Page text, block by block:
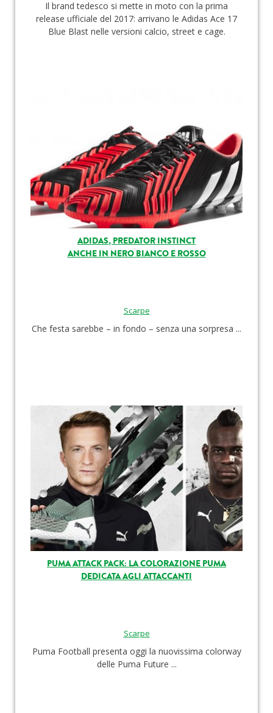
Il brand tedesco si mette in moto con la prima
release ufficiale del 2017: arrivano le Adidas Ace 17
Blue Blast nelle versioni calcio, street e cage.
ADIDAS, PREDATOR INSTINCT
ANCHE IN NERO BIANCO E ROSSO
Scarpe
Che festa sarebbe – in fondo – senza una sorpresa ...
PUMA ATTACK PACK: LA COLORAZIONE PUMA
DEDICATA AGLI ATTACCANTI
Scarpe
Puma Football presenta oggi la nuovissima colorway
delle Puma Future ...